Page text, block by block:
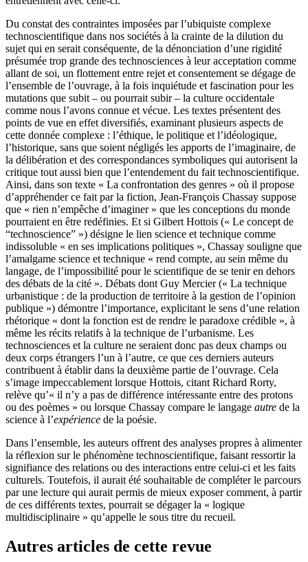
Du constat des contraintes imposées par l’ubiquiste complexe
technoscientifique dans nos sociétés à la crainte de la dilution du
sujet qui en serait conséquente, de la dénonciation d’une rigidité
présumée trop grande des technosciences à leur acceptation comme
allant de soi, un flottement entre rejet et consentement se dégage de
l’ensemble de l’ouvrage, à la fois inquiétude et fascination pour les
mutations que subit – ou pourrait subir – la culture occidentale
comme nous l’avons connue et vécue. Les textes présentent des
points de vue en effet diversifiés, examinant plusieurs aspects de
cette donnée complexe : l’éthique, le politique et l’idéologique,
l’historique, sans que soient négligés les apports de l’imaginaire, de
la délibération et des correspondances symboliques qui autorisent la
critique tout aussi bien que l’entendement du fait technoscientifique.
Ainsi, dans son texte « La confrontation des genres » où il propose
d’appréhender ce fait par la fiction, Jean-François Chassay suppose
que « rien n’empêche d’imaginer » que les conceptions du monde
pourraient en être redéfinies. Et si Gilbert Hottois (« Le concept de
“technoscience” ») désigne le lien science et technique comme
indissoluble « en ses implications politiques », Chassay souligne que
l’amalgame science et technique « rend compte, au sein même du
langage, de l’impossibilité pour le scientifique de se tenir en dehors
des débats de la cité ». Débats dont Guy Mercier (« La technique
urbanistique : de la production de territoire à la gestion de l’opinion
publique ») démontre l’importance, explicitant le sens d’une relation
rhétorique « dont la fonction est de rendre le paradoxe crédible », à
même les récits relatifs à la technique de l’urbanisme. Les
technosciences et la culture ne seraient donc pas deux champs ou
deux corps étrangers l’un à l’autre, ce que ces derniers auteurs
contribuent à établir dans la deuxième partie de l’ouvrage. Cela
s’image impeccablement lorsque Hottois, citant Richard Rorty,
relève qu’« il n’y a pas de différence intéressante entre des protons
ou des poèmes » ou lorsque Chassay compare le langage autre de la
science à l’expérience de la poésie.
Dans l’ensemble, les auteurs offrent des analyses propres à alimenter
la réflexion sur le phénomène technoscientifique, faisant ressortir la
signifiance des relations ou des interactions entre celui-ci et les faits
culturels. Toutefois, il aurait été souhaitable de compléter le parcours
par une lecture qui aurait permis de mieux exposer comment, à partir
de ces différents textes, pourrait se dégager la « logique
multidisciplinaire » qu’appelle le sous titre du recueil.
Autres articles de cette revue